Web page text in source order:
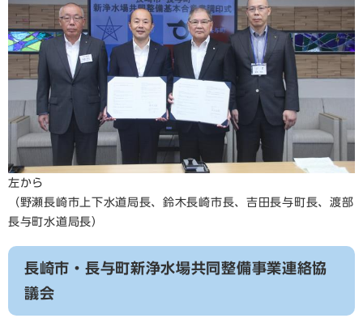
左から
（野瀬長崎市上下水道局長、鈴木長崎市長、吉田長与町長、渡部
長与町水道局長）
長崎市・長与町新浄水場共同整備事業連絡協
議会